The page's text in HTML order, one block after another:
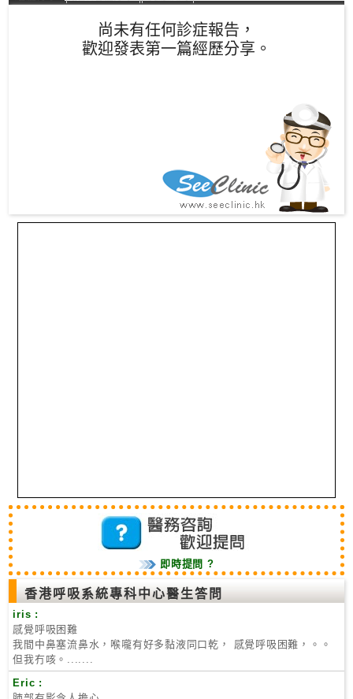
尚未有任何診症報告，
歡迎發表第一篇經歷分享。
即時提問 ?
香港呼吸系統專科中心醫生答問
iris :
感覺呼吸困難
我間中鼻塞流鼻水，喉嚨有好多黏液同口乾， 感覺呼吸困難，。。
但我冇咳。.......
Eric :